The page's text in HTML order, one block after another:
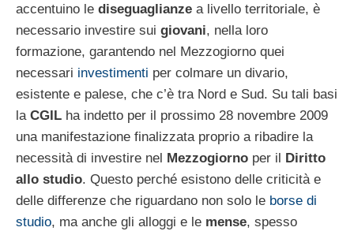
accentuino le diseguaglianze a livello territoriale, è
necessario investire sui giovani, nella loro
formazione, garantendo nel Mezzogiorno quei
necessari investimenti per colmare un divario,
esistente e palese, che c’è tra Nord e Sud. Su tali basi
la CGIL ha indetto per il prossimo 28 novembre 2009
una manifestazione finalizzata proprio a ribadire la
necessità di investire nel Mezzogiorno per il Diritto
allo studio. Questo perché esistono delle criticità e
delle differenze che riguardano non solo le borse di
studio, ma anche gli alloggi e le mense, spesso